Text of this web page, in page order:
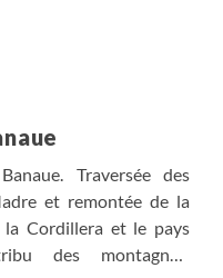
Traversée des
et remontée de la
la Cordillera et le pays
des montagnes,